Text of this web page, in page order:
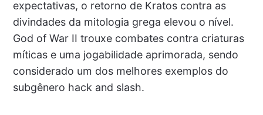
expectativas, o retorno de Kratos contra as
divindades da mitologia grega elevou o nível.
God of War II trouxe combates contra criaturas
míticas e uma jogabilidade aprimorada, sendo
considerado um dos melhores exemplos do
subgênero hack and slash.